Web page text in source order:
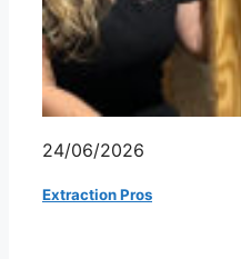
24/06/2026
Extraction Pros